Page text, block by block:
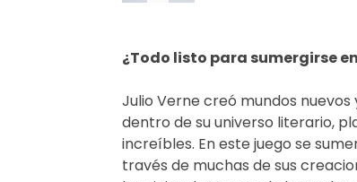
¿Todo listo para sumergirse
Julio Verne creó mundos
dentro de su universo literario,
increíbles. En este juego se
través de muchas de sus